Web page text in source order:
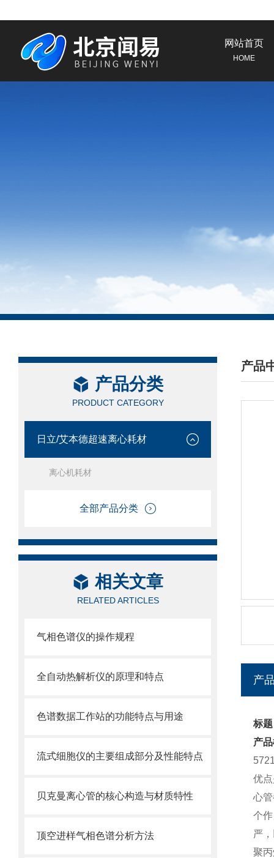
网站首页
HOME
产品分类
PRODUCT CATEGORY
日立/艾本德超速离心耗材
离心机耗材
全部产品分类
相关文章
RELATED ARTICLES
气相色谱仪的操作规程
全自动热解析仪的原理和特点
色谱数据工作站的功能特点与用途
流式细胞仪的主要组成部分及性能特点
贝克曼离心管的核心构造与材质特性
顶空进样气相色谱分析方法
产品
/
产
标
产
优
心
个
严
聚